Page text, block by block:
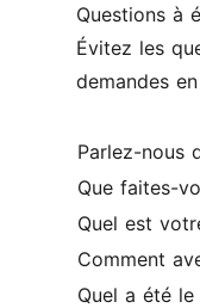
Questions à
Évitez les
demandes
Parlez-nous
Que faites-
Quel est
Comment
Quel a été